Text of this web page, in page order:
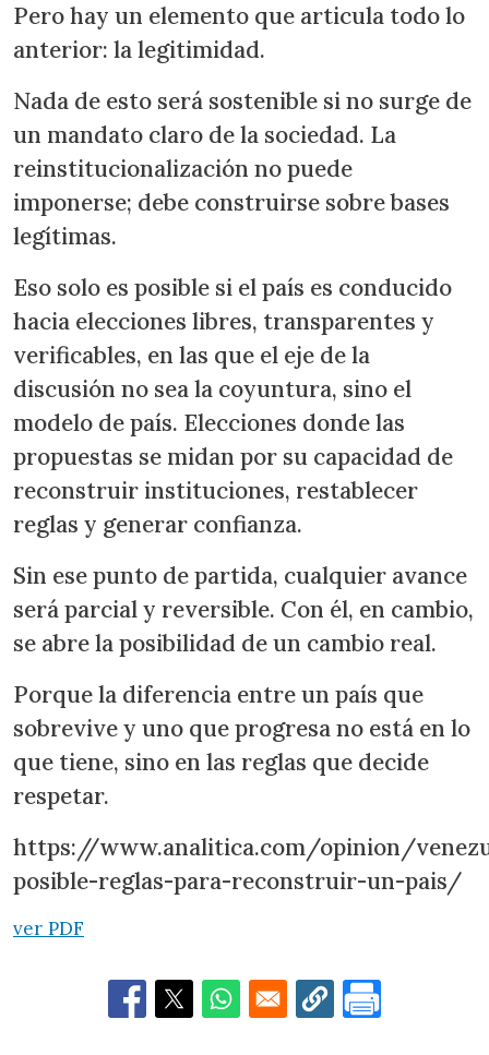
Pero hay un elemento que articula todo lo
anterior: la legitimidad.
Nada de esto será sostenible si no surge de
un mandato claro de la sociedad. La
reinstitucionalización no puede
imponerse; debe construirse sobre bases
legítimas.
Eso solo es posible si el país es conducido
hacia elecciones libres, transparentes y
verificables, en las que el eje de la
discusión no sea la coyuntura, sino el
modelo de país. Elecciones donde las
propuestas se midan por su capacidad de
reconstruir instituciones, restablecer
reglas y generar confianza.
Sin ese punto de partida, cualquier avance
será parcial y reversible. Con él, en cambio,
se abre la posibilidad de un cambio real.
Porque la diferencia entre un país que
sobrevive y uno que progresa no está en lo
que tiene, sino en las reglas que decide
respetar.
https://www.analitica.com/opinion/
posible-reglas-para-reconstruir-un-pais/
ver PDF